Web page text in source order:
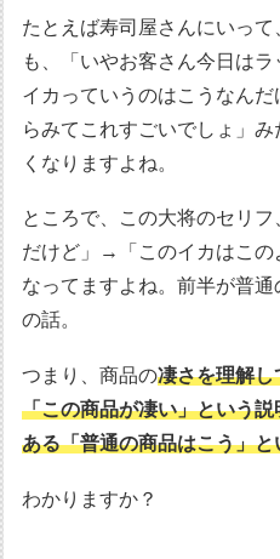
たとえば寿司屋さんにいっ
も、「いやお客さん今日は
イカっていうのはこうなん
らみてこれすごいでしょ」
くなりますよね。
ところで、この大将のセリ
だけど」→「このイカはこの
なってますよね。前半が普通
の話。
つまり、商品の凄さを理解
「この商品が凄い」という
ある「普通の商品はこう」と
わかりますか？